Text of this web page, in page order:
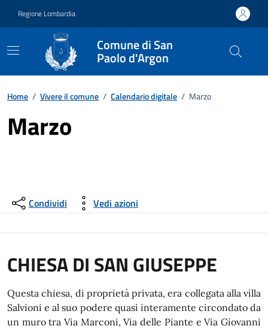
Regione Lombardia
Comune di San
Paolo d'Argon
Home / Vivere il comune / Calendario digitale / Marzo
Marzo
Condividi Vedi azioni
CHIESA DI SAN GIUSEPPE
Questa chiesa, di proprietà privata, era collegata alla villa
Salvioni e al suo podere quasi interamente circondato da
un muro tra Via Marconi, Via delle Piante e Via Giovanni